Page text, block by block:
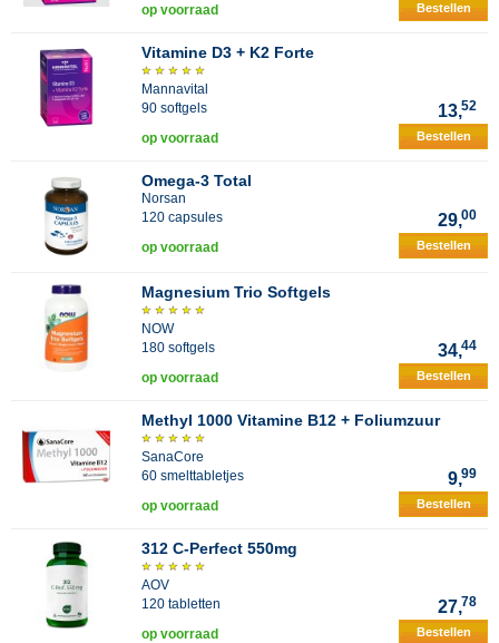
op voorraad Bestellen
Vitamine D3 + K2 Forte
Mannavital
90 softgels
13,52
op voorraad Bestellen
Omega-3 Total
Norsan
120 capsules
29,00
op voorraad Bestellen
Magnesium Trio Softgels
NOW
180 softgels
34,44
op voorraad Bestellen
Methyl 1000 Vitamine B12 + Foliumzuur
SanaCore
60 smelttabletjes
9,99
op voorraad Bestellen
312 C-Perfect 550mg
AOV
120 tabletten
27,78
op voorraad Bestellen